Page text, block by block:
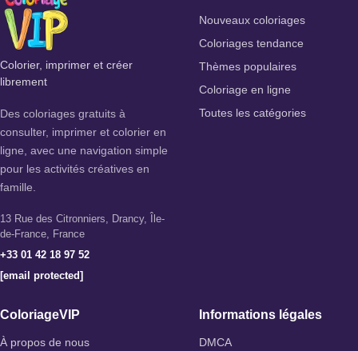
Colorier, imprimer et créer
librement
Des coloriages gratuits à
consulter, imprimer et colorier en
ligne, avec une navigation simple
pour les activités créatives en
famille.
13 Rue des Citronniers, Drancy, Île-
de-France, France
+33 01 42 18 97 52
[email protected]
Nouveaux coloriages
Coloriages tendance
Thèmes populaires
Coloriage en ligne
Toutes les catégories
ColoriageVIP
À propos de nous
Informations légales
DMCA